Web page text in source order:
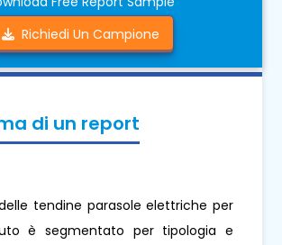
Richiedi Un Campione
di un report
tendine parasole elettriche per
è segmentato per tipologia e